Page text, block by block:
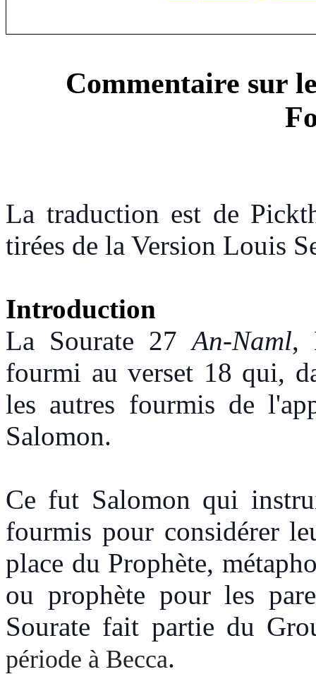
Commentaire sur
La traduction est de
tirées de la Version Louis
Introduction
La Sourate 27An-Naml,
fourmi au verset 18 qui,
les autres fourmis de
Salomon.
Ce fut Salomon qui
fourmis pour considérer
place du Prophète,
ou prophète pour les
Sourate fait partie du
période à Becca.